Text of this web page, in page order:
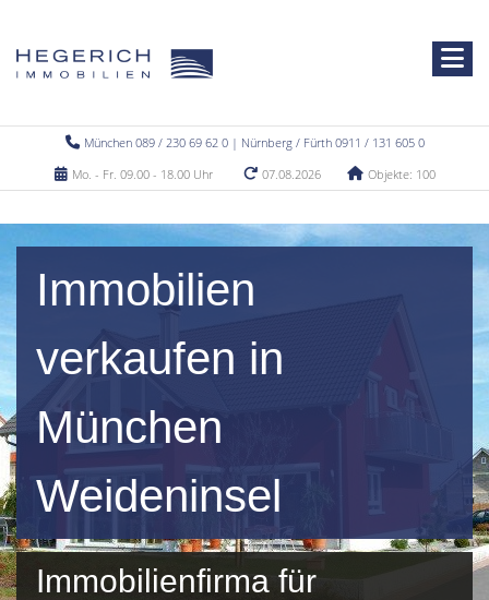
München 089 / 230 69 62 0 | Nürnberg / Fürth 0911 / 131 605 0
Mo. - Fr. 09.00 - 18.00 Uhr
07.08.2026 Objekte: 100
Immobilien
verkaufen in
München
Weideninsel
Immobilienfirma für